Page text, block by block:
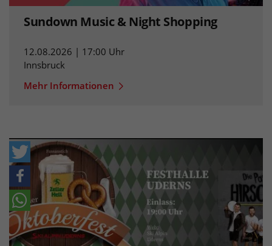
Sundown Music & Night Shopping
12.08.2026 | 17:00 Uhr
Innsbruck
Mehr Informationen